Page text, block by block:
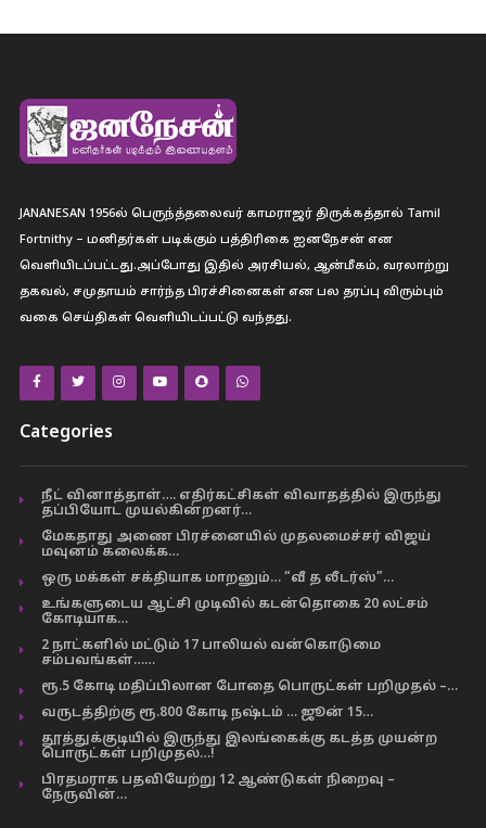
JANANESAN 1956ல் பெருந்த்தலைவர் காமராஜர் திருக்கத்தால் Tamil
Fortnithy – மனிதர்கள் படிக்கும் பத்திரிகை ஐனநேசன் என
வெளியிடப்பட்டது.அப்போது இதில் அரசியல், ஆன்மீகம், வரலாற்று
தகவல், சமுதாயம் சார்ந்த பிரச்சினைகள் என பல தரப்பு விரும்பும்
வகை செய்திகள் வெளியிடப்பட்டு வந்தது.
Categories
நீட் வினாத்தாள்…. எதிர்கட்சிகள் விவாதத்தில் இருந்து
தப்பியோட முயல்கின்றனர்…
மேகதாது அணை பிரச்னையில் முதலமைச்சர் விஜய்
மவுனம் கலைக்க…
ஒரு மக்கள் சக்தியாக மாறனும்… “வீ த லீடர்ஸ்”…
உங்களுடைய ஆட்சி முடிவில் கடன்தொகை 20 லட்சம்
கோடியாக…
2 நாட்களில் மட்டும் 17 பாலியல் வன்கொடுமை
சம்பவங்கள்……
ரூ.5 கோடி மதிப்பிலான போதை பொருட்கள் பறிமுதல் –…
வருடத்திற்கு ரூ.800 கோடி நஷ்டம் … ஜூன் 15…
தூத்துக்குடியில் இருந்து இலங்கைக்கு கடத்த முயன்ற
பொருட்கள் பறிமுதல்…!
பிரதமராக பதவியேற்று 12 ஆண்டுகள் நிறைவு –
நேருவின்…